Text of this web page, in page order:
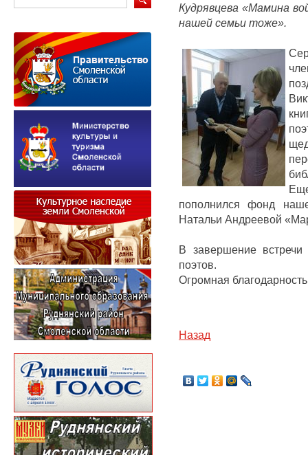
Кудрявцева «Мамина
нашей семьи тоже».
пополнился фонд
Натальи Андреевой
В завершение
поэтов.
Огромная
Назад